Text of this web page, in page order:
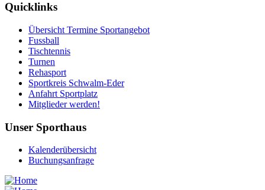
Quicklinks
Übersicht Termine Sportangebot
Fussball
Tischtennis
Turnen
Rehasport
Sportkreis Schwalm-Eder
Anfahrt Sportplatz
Mitglieder werden!
Unser Sporthaus
Kalenderübersicht
Buchungsanfrage